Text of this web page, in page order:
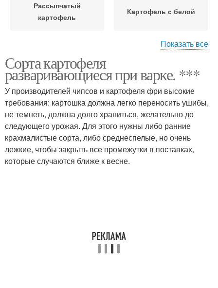
Рассыпчатый
картофель
Картофель с белой
Идеальный картофель
Картофель для жарки
Картофель для
украины
Показать все
Сорта картофеля
разваривающиеся при варке. ***
У производителей чипсов и картофеля фри высокие
требования: картошка должна легко переносить ушибы,
не темнеть, должна долго храниться, желательно до
следующего урожая. Для этого нужны либо ранние
крахмалистые сорта, либо среднеспелые, но очень
лежкие, чтобы закрыть все промежутки в поставках,
которые случаются ближе к весне.